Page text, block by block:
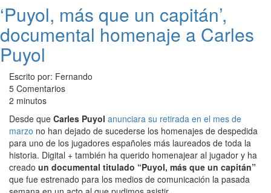
‘Puyol, más que un capitán’,
documental homenaje a Carles
Puyol
Escrito por: Fernando
5 Comentarios
2 minutos
Desde que Carles Puyol anunciara su retirada en el mes de
marzo no han dejado de sucederse los homenajes de despedida
para uno de los jugadores españoles más laureados de toda la
historia. Digital + también ha querido homenajear al jugador y ha
creado un documental titulado “Puyol, más que un capitán”
que fue estrenado para los medios de comunicación la pasada